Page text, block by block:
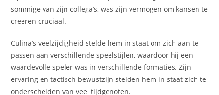
sommige van zijn collega’s, was zijn vermogen om kansen te
creëren cruciaal.
Culina’s veelzijdigheid stelde hem in staat om zich aan te
passen aan verschillende speelstijlen, waardoor hij een
waardevolle speler was in verschillende formaties. Zijn
ervaring en tactisch bewustzijn stelden hem in staat zich te
onderscheiden van veel tijdgenoten.